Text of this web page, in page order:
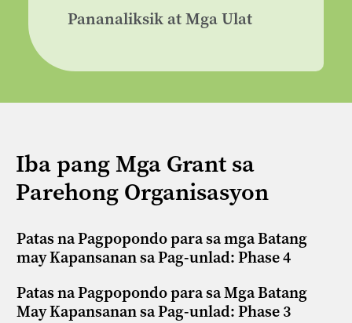
Pananaliksik at Mga Ulat
Iba pang Mga Grant sa
Parehong Organisasyon
Patas na Pagpopondo para sa mga Batang
may Kapansanan sa Pag-unlad: Phase 4
Patas na Pagpopondo para sa Mga Batang
May Kapansanan sa Pag-unlad: Phase 3